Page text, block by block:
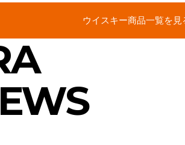
ウイスキー商品一覧を見